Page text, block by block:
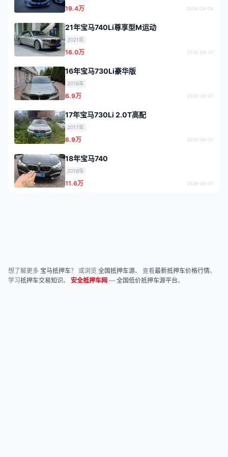
19.4万 2026-08-08
21年宝马740Li尊享型M运动
2021年
16.0万 2026-08-07
16年宝马730Li豪华版
2016年
6.9万 2026-08-07
17年宝马730Li 2.0T高配
2017年
6.9万 2026-08-07
18年宝马740
2018年
11.6万 2026-08-07
想了解更多 宝马抵押车？ 或浏览 全国抵押车源、 查看最新抵押车价格行情、
学习抵押车交易知识。 安全抵押车网 — 全国低价抵押车源平台。